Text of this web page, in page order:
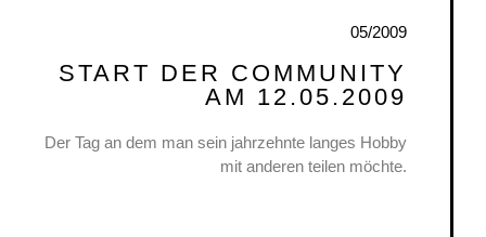
05/2009
START DER COMMUNITY
AM 12.05.2009
Der Tag an dem man sein jahrzehnte langes Hobby
mit anderen teilen möchte.